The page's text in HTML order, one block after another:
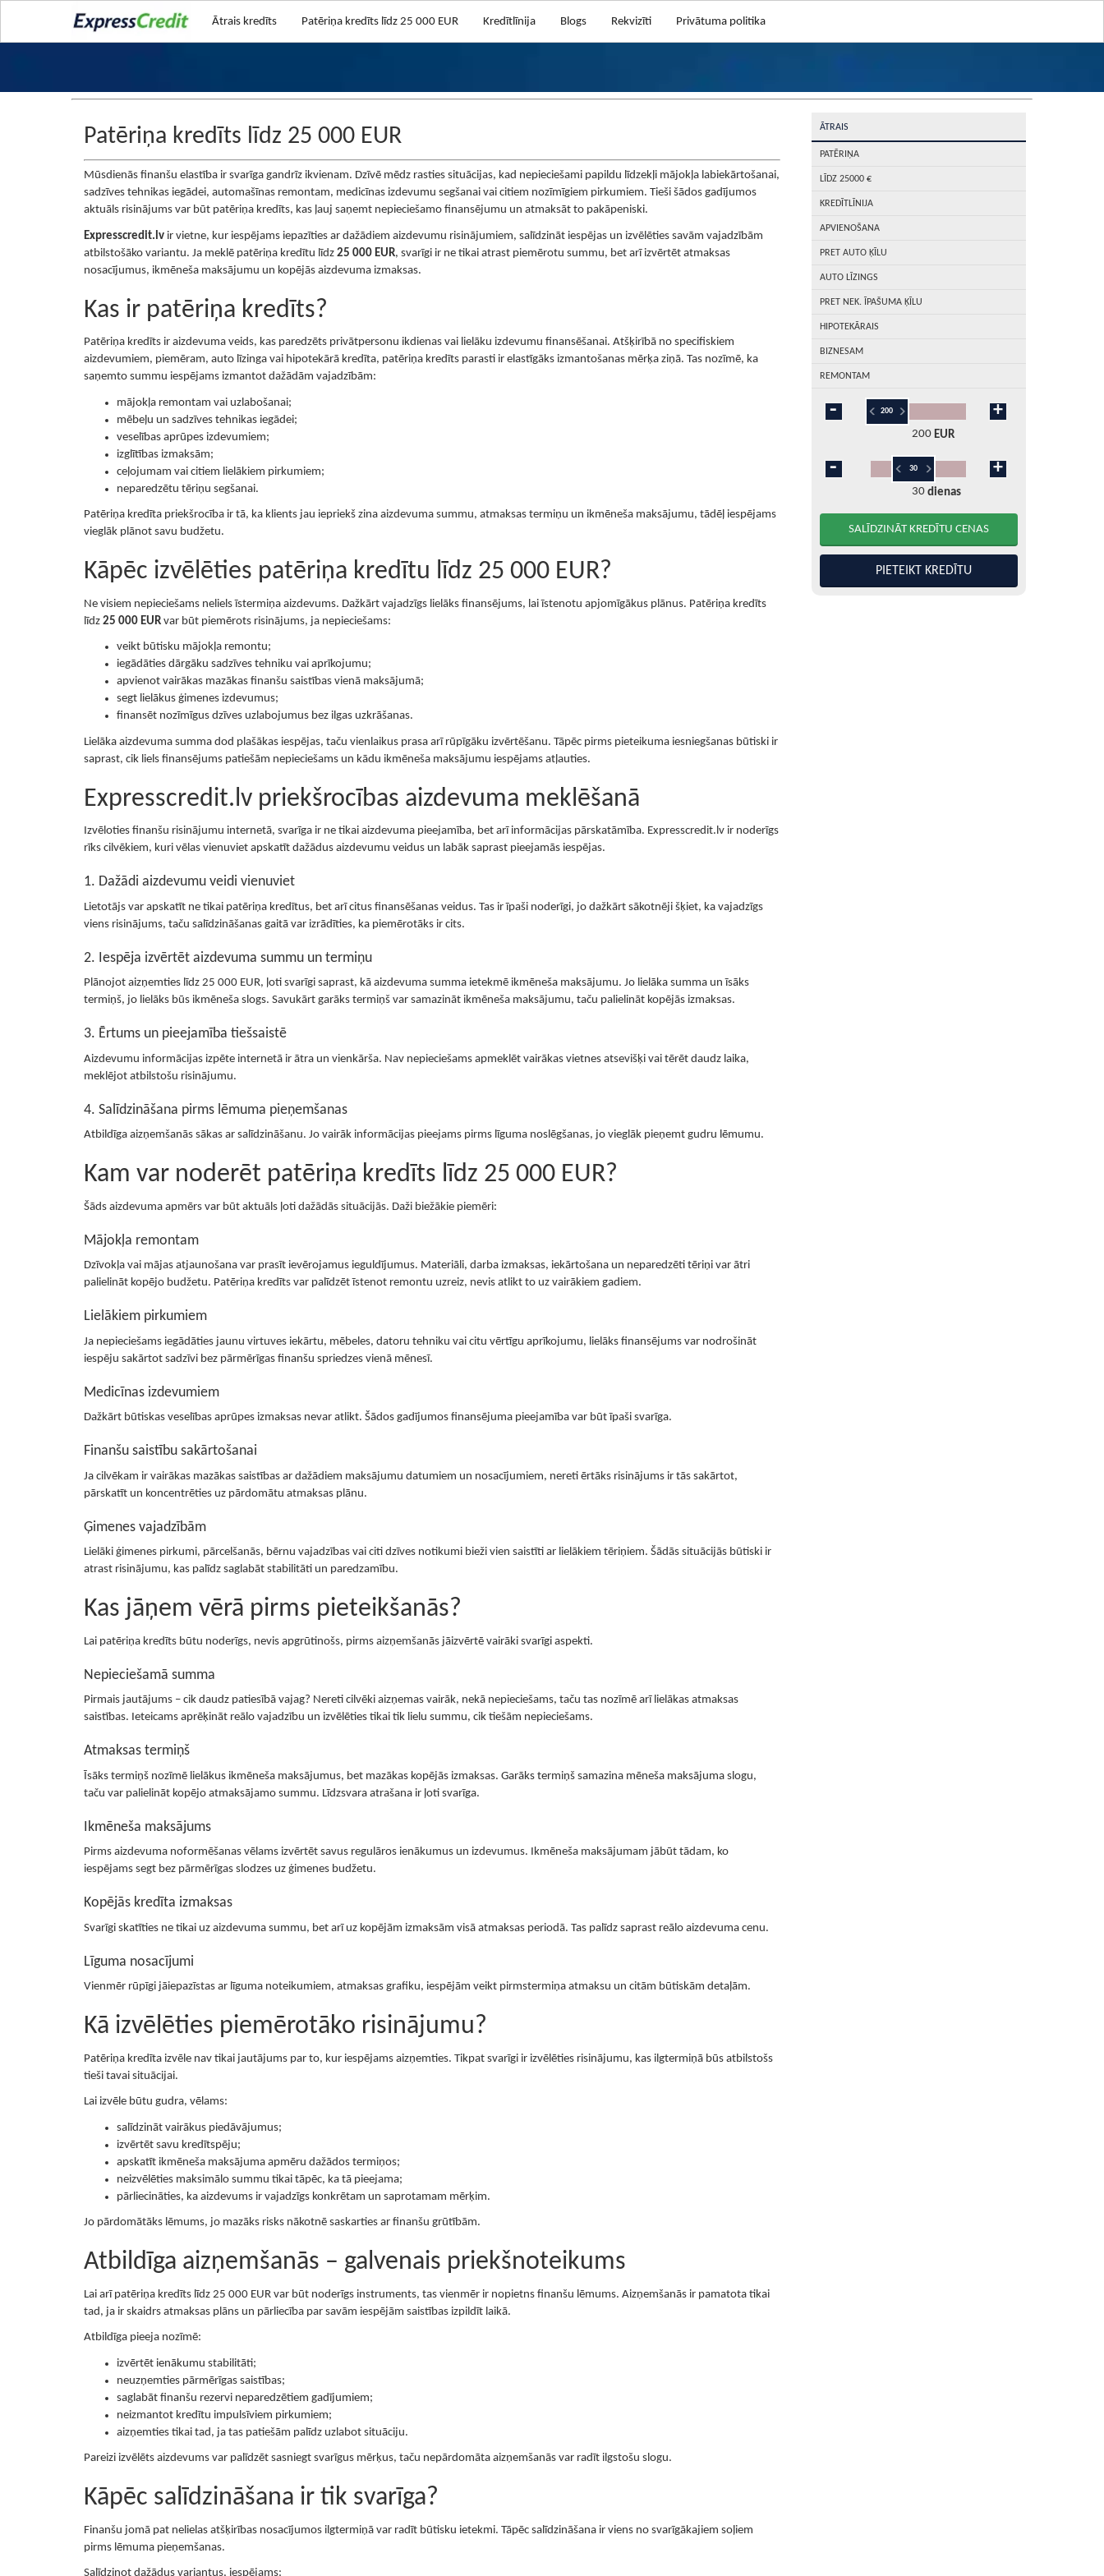
Ātrais kredīts Patēriņa kredīts līdz 25 000 EUR Kredītlīnija Blogs Rekvizīti Privātuma politika
Patēriņa kredīts līdz 25 000 EUR
Mūsdienās finanšu elastība ir svarīga gandrīz ikvienam. Dzīvē mēdz rasties situācijas, kad nepieciešami papildu līdzekļi mājokļa labiekārtošanai,
sadzīves tehnikas iegādei, automašīnas remontam, medicīnas izdevumu segšanai vai citiem nozīmīgiem pirkumiem. Tieši šādos gadījumos
aktuāls risinājums var būt patēriņa kredīts, kas ļauj saņemt nepieciešamo finansējumu un atmaksāt to pakāpeniski.
Expresscredit.lv ir vietne, kur iespējams iepazīties ar dažādiem aizdevumu risinājumiem, salīdzināt iespējas un izvēlēties savām vajadzībām
atbilstošāko variantu. Ja meklē patēriņa kredītu līdz 25 000 EUR, svarīgi ir ne tikai atrast piemērotu summu, bet arī izvērtēt atmaksas
nosacījumus, ikmēneša maksājumu un kopējās aizdevuma izmaksas.
Kas ir patēriņa kredīts?
Patēriņa kredīts ir aizdevuma veids, kas paredzēts privātpersonu ikdienas vai lielāku izdevumu finansēšanai. Atšķirībā no specifiskiem
aizdevumiem, piemēram, auto līzinga vai hipotekārā kredīta, patēriņa kredīts parasti ir elastīgāks izmantošanas mērķa ziņā. Tas nozīmē, ka
saņemto summu iespējams izmantot dažādām vajadzībām:
mājokļa remontam vai uzlabošanai;
mēbeļu un sadzīves tehnikas iegādei;
veselības aprūpes izdevumiem;
izglītības izmaksām;
ceļojumam vai citiem lielākiem pirkumiem;
neparedzētu tēriņu segšanai.
Patēriņa kredīta priekšrocība ir tā, ka klients jau iepriekš zina aizdevuma summu, atmaksas termiņu un ikmēneša maksājumu, tādēļ iespējams
vieglāk plānot savu budžetu.
Kāpēc izvēlēties patēriņa kredītu līdz 25 000 EUR?
Ne visiem nepieciešams neliels īstermiņa aizdevums. Dažkārt vajadzīgs lielāks finansējums, lai īstenotu apjomīgākus plānus. Patēriņa kredīts
līdz 25 000 EUR var būt piemērots risinājums, ja nepieciešams:
veikt būtisku mājokļa remontu;
iegādāties dārgāku sadzīves tehniku vai aprīkojumu;
apvienot vairākas mazākas finanšu saistības vienā maksājumā;
segt lielākus ģimenes izdevumus;
finansēt nozīmīgus dzīves uzlabojumus bez ilgas uzkrāšanas.
Lielāka aizdevuma summa dod plašākas iespējas, taču vienlaikus prasa arī rūpīgāku izvērtēšanu. Tāpēc pirms pieteikuma iesniegšanas būtiski ir
saprast, cik liels finansējums patiešām nepieciešams un kādu ikmēneša maksājumu iespējams atļauties.
Expresscredit.lv priekšrocības aizdevuma meklēšanā
Izvēloties finanšu risinājumu internetā, svarīga ir ne tikai aizdevuma pieejamība, bet arī informācijas pārskatāmība. Expresscredit.lv ir noderīgs
rīks cilvēkiem, kuri vēlas vienuviet apskatīt dažādus aizdevumu veidus un labāk saprast pieejamās iespējas.
1. Dažādi aizdevumu veidi vienuviet
Lietotājs var apskatīt ne tikai patēriņa kredītus, bet arī citus finansēšanas veidus. Tas ir īpaši noderīgi, jo dažkārt sākotnēji šķiet, ka vajadzīgs
viens risinājums, taču salīdzināšanas gaitā var izrādīties, ka piemērotāks ir cits.
2. Iespēja izvērtēt aizdevuma summu un termiņu
Plānojot aizņemties līdz 25 000 EUR, ļoti svarīgi saprast, kā aizdevuma summa ietekmē ikmēneša maksājumu. Jo lielāka summa un īsāks
termiņš, jo lielāks būs ikmēneša slogs. Savukārt garāks termiņš var samazināt ikmēneša maksājumu, taču palielināt kopējās izmaksas.
3. Ērtums un pieejamība tiešsaistē
Aizdevumu informācijas izpēte internetā ir ātra un vienkārša. Nav nepieciešams apmeklēt vairākas vietnes atsevišķi vai tērēt daudz laika,
meklējot atbilstošu risinājumu.
4. Salīdzināšana pirms lēmuma pieņemšanas
Atbildīga aizņemšanās sākas ar salīdzināšanu. Jo vairāk informācijas pieejams pirms līguma noslēgšanas, jo vieglāk pieņemt gudru lēmumu.
Kam var noderēt patēriņa kredīts līdz 25 000 EUR?
Šāds aizdevuma apmērs var būt aktuāls ļoti dažādās situācijās. Daži biežākie piemēri:
Mājokļa remontam
Dzīvokļa vai mājas atjaunošana var prasīt ievērojamus ieguldījumus. Materiāli, darba izmaksas, iekārtošana un neparedzēti tēriņi var ātri
palielināt kopējo budžetu. Patēriņa kredīts var palīdzēt īstenot remontu uzreiz, nevis atlikt to uz vairākiem gadiem.
Lielākiem pirkumiem
Ja nepieciešams iegādāties jaunu virtuves iekārtu, mēbeles, datoru tehniku vai citu vērtīgu aprīkojumu, lielāks finansējums var nodrošināt
iespēju sakārtot sadzīvi bez pārmērīgas finanšu spriedzes vienā mēnesī.
Medicīnas izdevumiem
Dažkārt būtiskas veselības aprūpes izmaksas nevar atlikt. Šādos gadījumos finansējuma pieejamība var būt īpaši svarīga.
Finanšu saistību sakārtošanai
Ja cilvēkam ir vairākas mazākas saistības ar dažādiem maksājumu datumiem un nosacījumiem, nereti ērtāks risinājums ir tās sakārtot,
pārskatīt un koncentrēties uz pārdomātu atmaksas plānu.
Ģimenes vajadzībām
Lielāki ģimenes pirkumi, pārcelšanās, bērnu vajadzības vai citi dzīves notikumi bieži vien saistīti ar lielākiem tēriņiem. Šādās situācijās būtiski ir
atrast risinājumu, kas palīdz saglabāt stabilitāti un paredzamību.
Kas jāņem vērā pirms pieteikšanās?
Lai patēriņa kredīts būtu noderīgs, nevis apgrūtinošs, pirms aizņemšanās jāizvērtē vairāki svarīgi aspekti.
Nepieciešamā summa
Pirmais jautājums – cik daudz patiesībā vajag? Nereti cilvēki aizņemas vairāk, nekā nepieciešams, taču tas nozīmē arī lielākas atmaksas
saistības. Ieteicams aprēķināt reālo vajadzību un izvēlēties tikai tik lielu summu, cik tiešām nepieciešams.
Atmaksas termiņš
Īsāks termiņš nozīmē lielākus ikmēneša maksājumus, bet mazākas kopējās izmaksas. Garāks termiņš samazina mēneša maksājuma slogu,
taču var palielināt kopējo atmaksājamo summu. Līdzsvara atrašana ir ļoti svarīga.
Ikmēneša maksājums
Pirms aizdevuma noformēšanas vēlams izvērtēt savus regulāros ienākumus un izdevumus. Ikmēneša maksājumam jābūt tādam, ko
iespējams segt bez pārmērīgas slodzes uz ģimenes budžetu.
Kopējās kredīta izmaksas
Svarīgi skatīties ne tikai uz aizdevuma summu, bet arī uz kopējām izmaksām visā atmaksas periodā. Tas palīdz saprast reālo aizdevuma cenu.
Līguma nosacījumi
Vienmēr rūpīgi jāiepazīstas ar līguma noteikumiem, atmaksas grafiku, iespējām veikt pirmstermiņa atmaksu un citām būtiskām detaļām.
Kā izvēlēties piemērotāko risinājumu?
Patēriņa kredīta izvēle nav tikai jautājums par to, kur iespējams aizņemties. Tikpat svarīgi ir izvēlēties risinājumu, kas ilgtermiņā būs atbilstošs
tieši tavai situācijai.
Lai izvēle būtu gudra, vēlams:
salīdzināt vairākus piedāvājumus;
izvērtēt savu kredītspēju;
apskatīt ikmēneša maksājuma apmēru dažādos termiņos;
neizvēlēties maksimālo summu tikai tāpēc, ka tā pieejama;
pārliecināties, ka aizdevums ir vajadzīgs konkrētam un saprotamam mērķim.
Jo pārdomātāks lēmums, jo mazāks risks nākotnē saskarties ar finanšu grūtībām.
Atbildīga aizņemšanās – galvenais priekšnoteikums
Lai arī patēriņa kredīts līdz 25 000 EUR var būt noderīgs instruments, tas vienmēr ir nopietns finanšu lēmums. Aizņemšanās ir pamatota tikai
tad, ja ir skaidrs atmaksas plāns un pārliecība par savām iespējām saistības izpildīt laikā.
Atbildīga pieeja nozīmē:
izvērtēt ienākumu stabilitāti;
neuzņemties pārmērīgas saistības;
saglabāt finanšu rezervi neparedzētiem gadījumiem;
neizmantot kredītu impulsīviem pirkumiem;
aizņemties tikai tad, ja tas patiešām palīdz uzlabot situāciju.
Pareizi izvēlēts aizdevums var palīdzēt sasniegt svarīgus mērķus, taču nepārdomāta aizņemšanās var radīt ilgstošu slogu.
Kāpēc salīdzināšana ir tik svarīga?
Finanšu jomā pat nelielas atšķirības nosacījumos ilgtermiņā var radīt būtisku ietekmi. Tāpēc salīdzināšana ir viens no svarīgākajiem soļiem
pirms lēmuma pieņemšanas.
Salīdzinot dažādus variantus, iespējams:
ĀTRAIS
PATĒRIŅA
LĪDZ 25000 €
KREDĪTLĪNIJA
APVIENOŠANA
PRET AUTO ĶĪLU
AUTO LĪZINGS
PRET NEK. ĪPAŠUMA ĶĪLU
HIPOTEKĀRAIS
BIZNESAM
REMONTAM
200
EUR
30
dienas
51015202530456090120180360
PIETEIKT KREDĪTU